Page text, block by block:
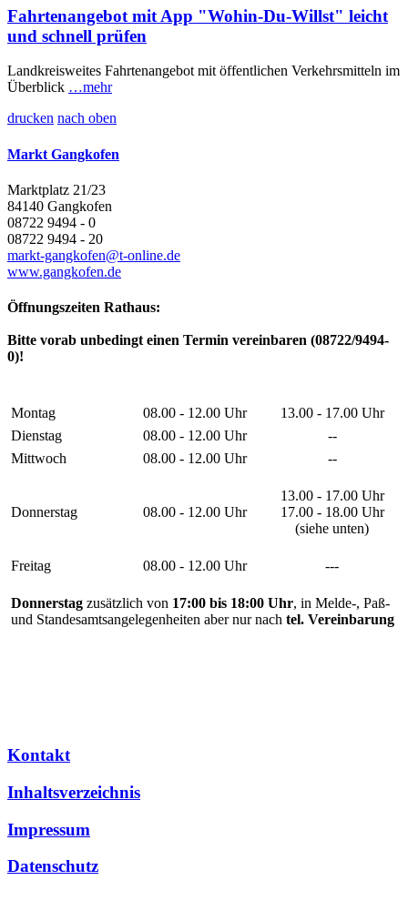
Fahrtenangebot mit App "Wohin-Du-Willst" leicht
und schnell prüfen
Landkreisweites Fahrtenangebot mit öffentlichen Verkehrsmitteln im
Überblick …mehr
drucken nach oben
Markt Gangkofen
Marktplatz 21/23
84140 Gangkofen
08722 9494 - 0
08722 9494 - 20
markt-gangkofen@t-online.de
www.gangkofen.de
Öffnungszeiten Rathaus:
Bitte vorab unbedingt einen Termin vereinbaren (08722/9494-
0)!
Montag 08.00 - 12.00 Uhr
13.00 - 17.00 Uhr
Dienstag
08.00 - 12.00 Uhr
--
Mittwoch
08.00 - 12.00 Uhr --
Donnerstag 08.00 - 12.00 Uhr
13.00 - 17.00 Uhr
17.00 - 18.00 Uhr
(siehe unten)
Freitag 08.00 - 12.00 Uhr ---
Donnerstag zusätzlich von 17:00 bis 18:00 Uhr, in Melde-, Paß-
und Standesamtsangelegenheiten aber nur nach tel. Vereinbarung
Kontakt
Inhaltsverzeichnis
Impressum
Datenschutz